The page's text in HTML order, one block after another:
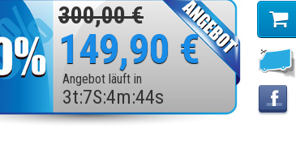
300,00 €
149,90 €
Angebot läuft in
3t:7S:4m:42s